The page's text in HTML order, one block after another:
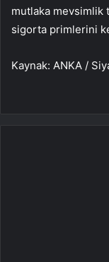
mutlaka mevsimlik
sigorta primlerini
Kaynak: ANKA /